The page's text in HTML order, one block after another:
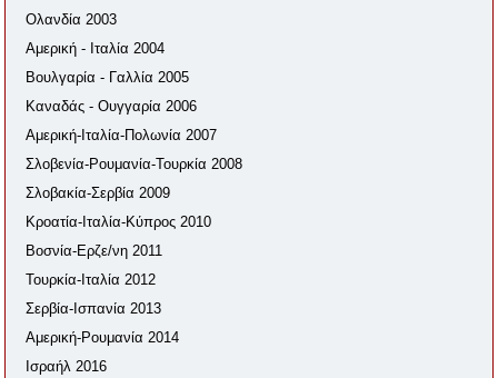
Ολανδία 2003
Αμερική - Ιταλία 2004
Βουλγαρία - Γαλλία 2005
Καναδάς - Ουγγαρία 2006
Αμερική-Ιταλία-Πολωνία 2007
Σλοβενία-Ρουμανία-Τουρκία 2008
Σλοβακία-Σερβία 2009
Κροατία-Ιταλία-Κύπρος 2010
Βοσνία-Ερζε/νη 2011
Τουρκία-Ιταλία 2012
Σερβία-Ισπανία 2013
Αμερική-Ρουμανία 2014
Ισραήλ 2016